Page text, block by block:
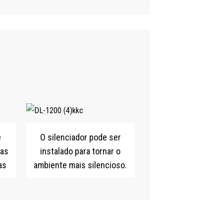
O silenciador pode ser
instalado para tornar o
ambiente mais silencioso.